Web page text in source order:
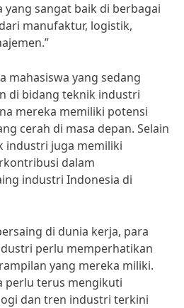
sangat baik di berbagai
manufaktur, logistik,
mahasiswa yang sedang
di bidang teknik industri
mereka memiliki potensi
cerah di masa depan. Selain
industri juga memiliki
dalam
industri Indonesia di
di dunia kerja, para
perlu memperhatikan
yang mereka miliki.
perlu terus mengikuti
dan tren industri terkini